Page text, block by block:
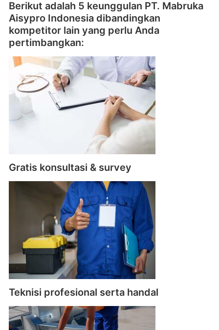
Berikut adalah 5 keunggulan PT. Mabruka
Aisypro Indonesia dibandingkan
kompetitor lain yang perlu Anda
pertimbangkan:
Gratis konsultasi & survey
Teknisi profesional serta handal